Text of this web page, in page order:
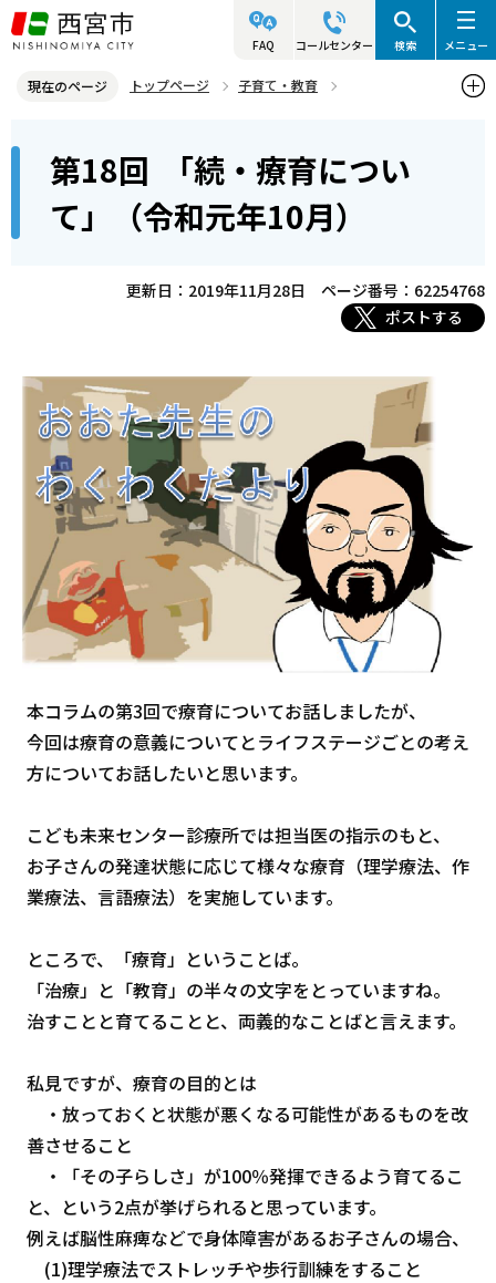
こ
の
ジ
頭
FAQ コールセンター 検索 メニュー
現在のページ トップページ
子育て・教育
第18回 「続・療育について」（令和元年10月）
第18回 「続・療育につい
て」（令和元年10月）
更新日：2019年11月28日
ページ番号：62254768
ポストする
本コラムの第3回で療育についてお話しましたが、
今回は療育の意義についてとライフステージごとの考え
方についてお話したいと思います。
こども未来センター診療所では担当医の指示のもと、
お子さんの発達状態に応じて様々な療育（理学療法、作
業療法、言語療法）を実施しています。
ところで、「療育」ということば。
「治療」と「教育」の半々の文字をとっていますね。
治すことと育てることと、両義的なことばと言えます。
私見ですが、療育の目的とは
・放っておくと状態が悪くなる可能性があるものを改
善させること
・「その子らしさ」が100％発揮できるよう育てるこ
と、という2点が挙げられると思っています。
例えば脳性麻痺などで身体障害があるお子さんの場合、
(1)理学療法でストレッチや歩行訓練をすること